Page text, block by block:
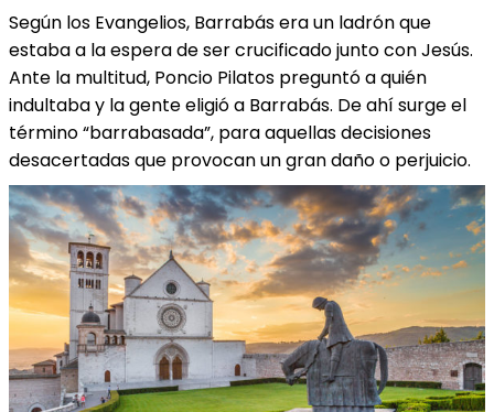
Según los Evangelios, Barrabás era un ladrón que
estaba a la espera de ser crucificado junto con Jesús.
Ante la multitud, Poncio Pilatos preguntó a quién
indultaba y la gente eligió a Barrabás. De ahí surge el
término “barrabasada”, para aquellas decisiones
desacertadas que provocan un gran daño o perjuicio.